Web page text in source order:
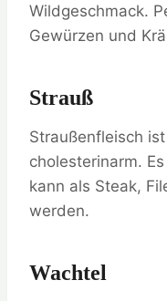
Wildgeschmack.
Gewürzen und
Strauß
Straußenfleisch
cholesterinarm.
kann als Steak,
werden.
Wachtel